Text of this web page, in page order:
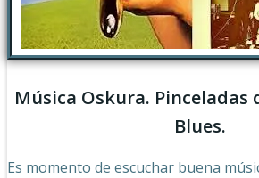
Música Oskura. Pinceladas
Blues.
Es momento de escuchar buena